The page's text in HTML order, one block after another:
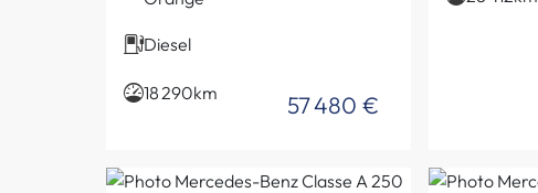
Diesel
18 290km 57 480 €